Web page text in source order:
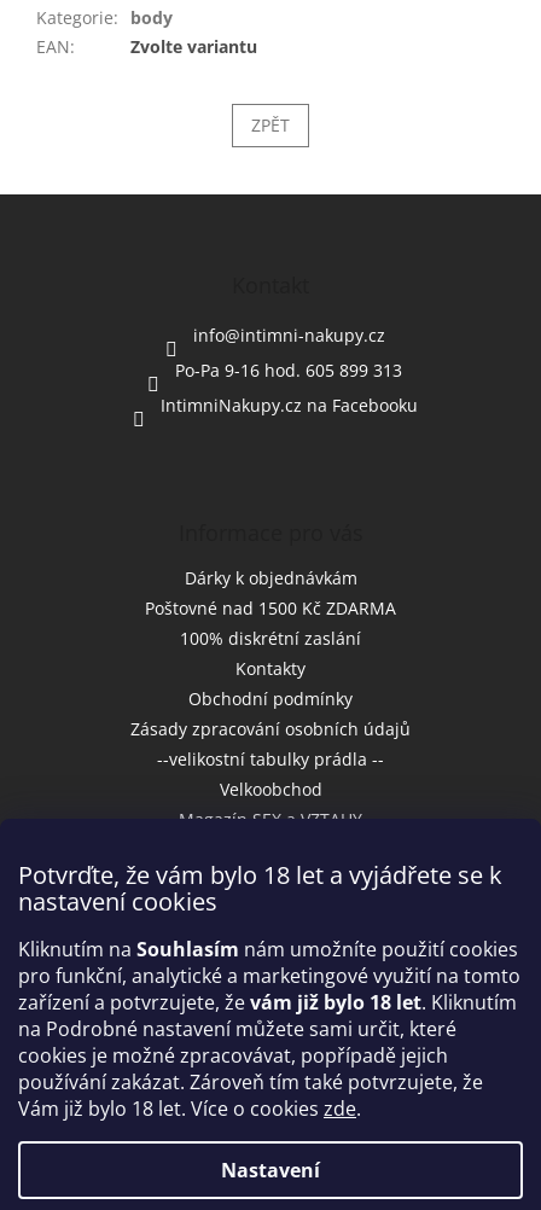
Potvrďte, že vám bylo 18 let a vyjádřete se k
nastavení cookies
Kliknutím na Souhlasím nám umožníte použití cookies
pro funkční, analytické a marketingové využití na tomto
zařízení a potvrzujete, ževám již bylo 18 let. Kliknutím
na Podrobné nastavení můžete sami určit, které
cookies je možné zpracovávat, popřípadě jejich
používání zakázat. Zároveň tím také potvrzujete, že
Vám již bylo 18 let. Více o cookies zde.
Nastavení
Kategorie:
body
EAN: Zvolte variantu
ZPĚT
info@intimni-nakupy.cz
Po-Pa 9-16 hod. 605 899 313
IntimniNakupy.cz na Facebooku
Dárky k objednávkám
Poštovné nad 1500 Kč ZDARMA
100% diskrétní zaslání
Kontakty
Obchodní podmínky
Zásady zpracování osobních údajů
--velikostní tabulky prádla --
Velkoobchod
Magazín SEX a VZTAHY
Přijímáme online platby